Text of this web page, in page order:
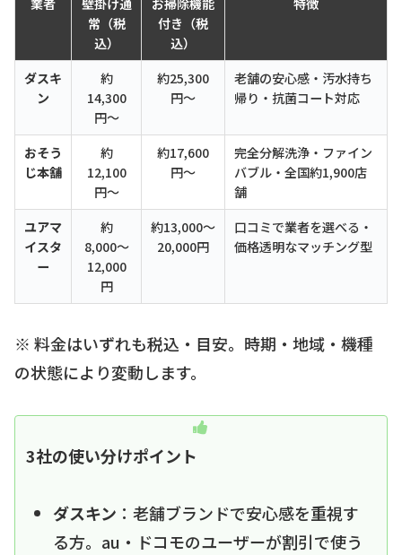
業者
壁掛け通
常（税
込）
お掃除機能
付き（税
込）
特徴
ダスキ
ン
約
14,300
円〜
約25,300
円〜
老舗の安心感・汚水持ち
帰り・抗菌コート対応
おそう
じ本舗
約
12,100
円〜
約17,600
円〜
完全分解洗浄・ファイン
バブル・全国約1,900店
舗
ユアマ
イスタ
ー
約
8,000〜
12,000
円
約13,000〜
20,000円
口コミで業者を選べる・
価格透明なマッチング型
※ 料金はいずれも税込・目安。時期・地域・機種
の状態により変動します。
3社の使い分けポイント
ダスキン ：老舗ブランドで安心感を重視す
る方。au・ドコモのユーザーが割引で使う